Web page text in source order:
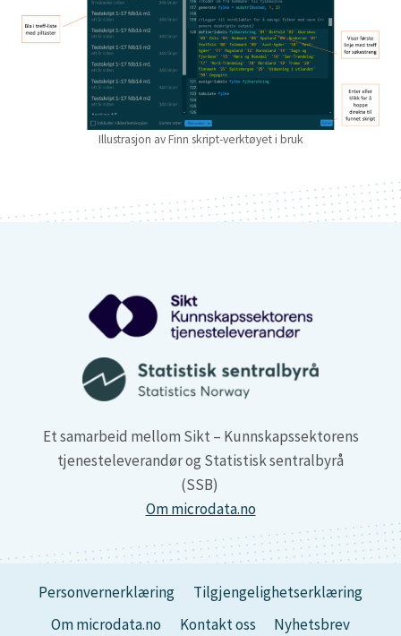
Illustrasjon av Finn skript-verktøyet i bruk
Et samarbeid mellom Sikt – Kunnskapssektorens
tjenesteleverandør og Statistisk sentralbyrå
(SSB)
Om microdata.no
Personvernerklæring
Tilgjengelighetserklæring
Om microdata.no
Kontakt oss Nyhetsbrev